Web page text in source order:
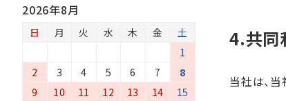
4.共同
当社は、
2026年8月
日 月 火 水 木 金
土
1
2
3 4 5 6 7
8
9
10 11 12 13 14
15